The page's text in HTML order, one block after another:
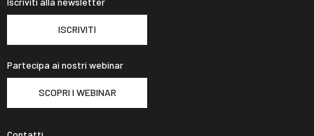
ISCRIVITI
Partecipa ai nostri webinar
SCOPRI I WEBINAR